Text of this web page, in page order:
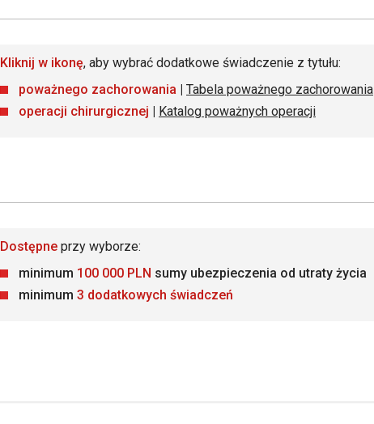
Kliknij w ikonę, aby wybrać dodatkowe świadczenie z tytułu:
poważnego zachorowania | Tabela poważnego zachorowania
operacji chirurgicznej | Katalog poważnych operacji
Dostępne przy wyborze:
minimum 100 000 PLN sumy ubezpieczenia od utraty życia
minimum 3 dodatkowych świadczeń